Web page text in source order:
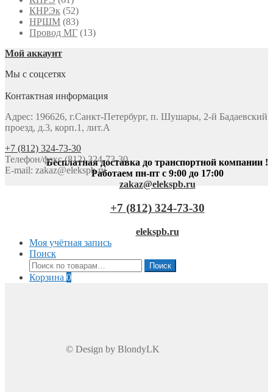
КНРЭк (52)
НРШМ (83)
Провод МГ (13)
Мой аккаунт
Мы с соцсетях
Контактная информация
Адрес: 196626, г.Санкт-Петербург, п. Шушары, 2-й Бадаевский
проезд, д.3, корп.1, лит.А
+7 (812) 324-73-30
Телефон/факс (812) 324-73-30
E-mail: zakaz@elekspb.ru
Бесплатная доставка до транспортной компании !
Работаем пн-пт с 9:00 до 17:00
zakaz@elekspb.ru
+7 (812) 324-73-30
elekspb.ru
Моя учётная запись
Поиск
Искать:
Поиск
Корзина 0
© Design by BlondyLK